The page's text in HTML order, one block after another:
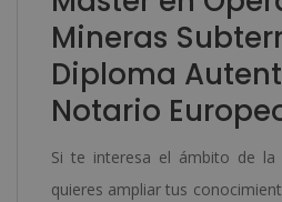
Mineras
Diploma
Notario
Si te interesa el ámbito de la
quieres ampliar tus